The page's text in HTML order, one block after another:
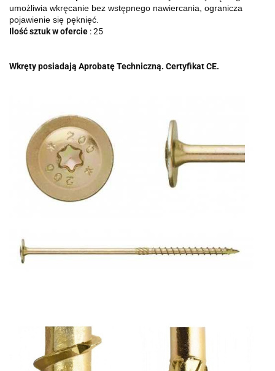
umożliwia wkręcanie bez wstępnego nawiercania, ogranicza
pojawienie się pęknięć.
Ilość sztuk w ofercie : 25
Wkręty posiadają Aprobatę Techniczną. Certyfikat CE.